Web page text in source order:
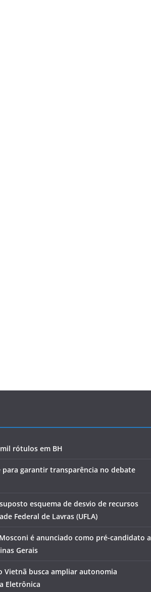
rótulos em BH
garantir transparência no debate
esquema de desvio de recursos
Federal de Lavras (UFLA)
é anunciado como pré-candidato a
Gerais
Vietnã busca ampliar autonomia
Eletrônica